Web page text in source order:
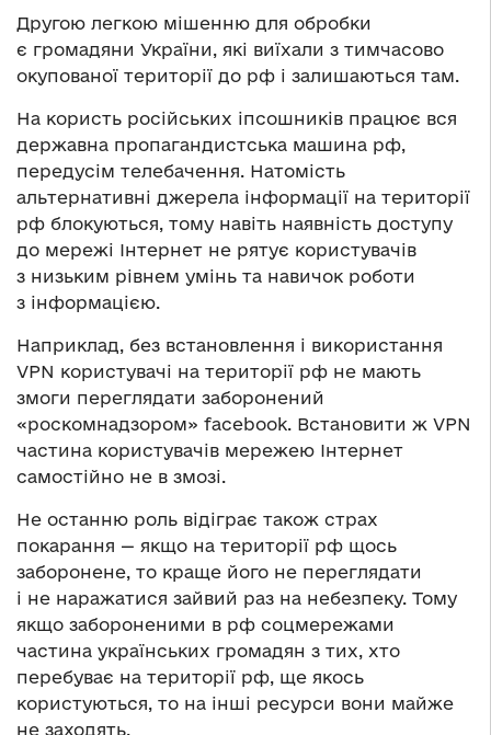
Другою легкою мішенню для обробки
є громадяни України, які виїхали з тимчасово
окупованої території до рф і залишаються там.
На користь російських іпсошників працює вся
державна пропагандистська машина рф,
передусім телебачення. Натомість
альтернативні джерела інформації на території
рф блокуються, тому навіть наявність доступу
до мережі Інтернет не рятує користувачів
з низьким рівнем умінь та навичок роботи
з інформацією.
Наприклад, без встановлення і використання
VPN користувачі на території рф не мають
змоги переглядати заборонений
«роскомнадзором» facebook. Встановити ж VPN
частина користувачів мережею Інтернет
самостійно не в змозі.
Не останню роль відіграє також страх
покарання — якщо на території рф щось
заборонене, то краще його не переглядати
і не наражатися зайвий раз на небезпеку. Тому
якщо забороненими в рф соцмережами
частина українських громадян з тих, хто
перебуває на території рф, ще якось
користуються, то на інші ресурси вони майже
не заходять.